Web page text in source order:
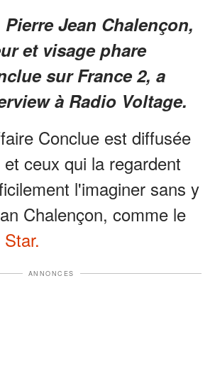
Pierre Jean Chalençon,
et visage phare
sur France 2, a
à Radio Voltage.
Conclue est diffusée
ceux qui la regardent
l'imaginer sans y
Chalençon, comme le
ANNONCES